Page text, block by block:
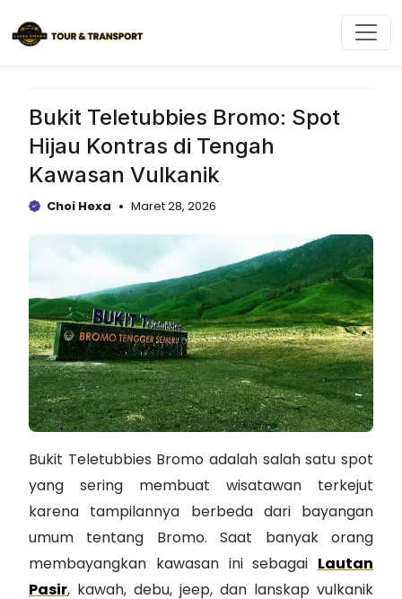
ke
Bukit Teletubbies Bromo: Spot
Hijau Kontras di Tengah
Kawasan Vulkanik
Choi Hexa Maret 28, 2026
Bukit Teletubbies Bromo adalah salah satu spot
yang sering membuat wisatawan terkejut
karena tampilannya berbeda dari bayangan
umum tentang Bromo. Saat banyak orang
membayangkan kawasan ini sebagai Lautan
Pasir, kawah, debu, jeep, dan lanskap vulkanik